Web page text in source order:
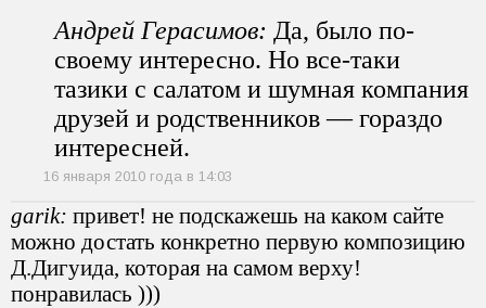
Андрей Герасимов: Да, было по-
своему интересно. Но все-таки
тазики с салатом и шумная компания
друзей и родственников — гораздо
интересней.
16 января 2010 года в 14:03
garik: привет! не подскажешь на каком сайте
можно достать конкретно первую композицию
Д.Дигуида, которая на самом верху!
понравилась )))